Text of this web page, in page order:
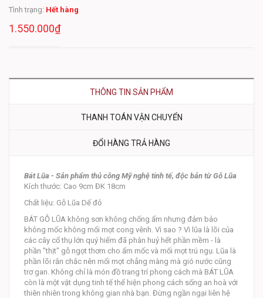
Tình trạng: Hết hàng
1.550.000₫
THÔNG TIN SẢN PHẨM
THANH TOÁN VẬN CHUYỂN
ĐỔI HÀNG TRẢ HÀNG
Bát Lũa - Sản phẩm thủ công Mỹ nghệ tinh tế, độc bản từ Gỗ Lũa
Kích thước: Cao 9cm ĐK 18cm
Chất liệu: Gỗ Lũa Dế đỏ
BÁT GỖ LŨA không sơn không chống ẩm nhưng đảm bảo
không mốc không mối mọt cong vênh. Vì sao ? Vì lũa là lõi của
các cây cổ thụ lớn quý hiếm đã phân huỷ hết phần mềm - là
phần "thịt" gỗ ngọt thơm cho ẩm mốc và mối mọt trú ngụ. Lũa là
phần lõi rắn chắc nên mối mọt chẳng màng mà gió nước cũng
trơ gan. Không chỉ là món đồ trang trí phong cách mà BÁT LŨA
còn là một vật dụng tinh tế thể hiện phong cách sống an hoà với
thiên nhiên trong không gian nhà bạn. Đừng ngần ngại liên hệ